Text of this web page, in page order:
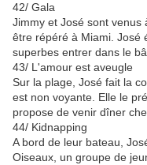
42/ Gala
Jimmy et José sont
être répéré à Miami. José
superbes entrer dans le
43/ L'amour est aveugle
Sur la plage, José fait la
est non voyante. Elle le
propose de venir dîner
44/ Kidnapping
A bord de leur bateau,
Oiseaux, un groupe de